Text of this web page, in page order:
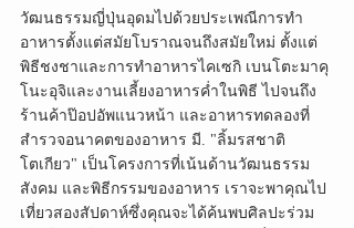
วัฒนธรรมญี่ปุ่นอุดมไปด้วยประเพณีการทำ
อาหารตั้งแต่สมัยโบราณจนถึงสมัยใหม่ ตั้งแต่
พิธีชงชาและการทำอาหารไคเซกิ เบนโตะมาคุ
โนะอุจิและงานเลี้ยงอาหารค่ำในพิธี ไปจนถึง
ร้านค้าป๊อปอัพแนวหน้า และอาหารทดลองที่
สำรวจอนาคตของอาหาร มี. "ลิ้มรสชาติ
โตเกียว" เป็นโครงการที่เน้นด้านวัฒนธรรม
สังคม และพิธีกรรมของอาหาร เราจะพาคุณไป
เที่ยวสองสัปดาห์ซึ่งคุณจะได้ค้นพบศิลปะร่วม